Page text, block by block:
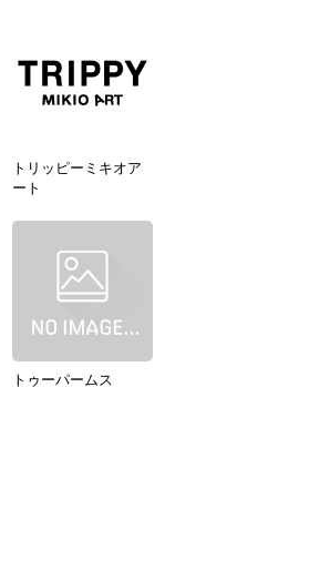
トリッピーミキオア
ート
トゥーパームス